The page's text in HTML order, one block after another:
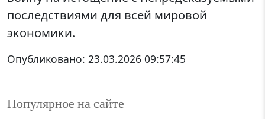
последствиями для всей мировой
экономики.
Опубликовано: 23.03.2026 09:57:45
Популярное на сайте